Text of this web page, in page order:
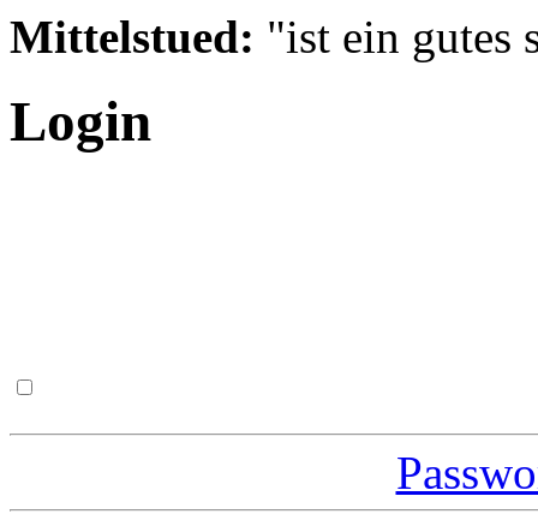
Mittelstued: "ist ein gutes
Login